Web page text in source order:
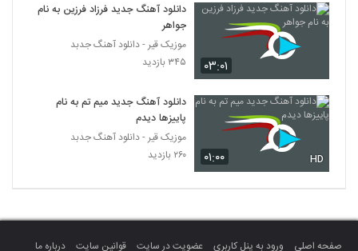
Amin Dadashi Behesht
3665
آهنگ رویا از مسعود مالمیر(پاپ)
۳۲۵ بازدید
دانلود آهنگ دیوونه تو از رایبد
۴۹۲ بازدید
3667
دانلود آهنگ بغض آسمان از پرهام آگاه
۰۳:۰۱
دانلود آهنگ جدید فرزاد فرزین به نام
جواهر
موزیک قیر - دانلود آهنگ جدبد
۳۴۵ بازدید
۰۱:۰۰ HD
دانلود آهنگ جدید میم تم به نام
پاییزها دیدم
موزیک قیر - دانلود آهنگ جدبد
۲۶۰ بازدید
صفحه اصلی ورود به پنل کاربری عضویت در سایت قوانین سایت درباره ما